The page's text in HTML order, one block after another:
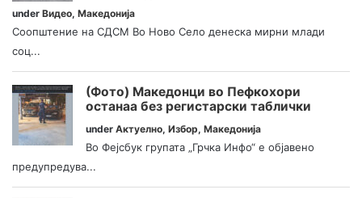
under Видео, Македонија
Соопштение на СДСМ Во Ново Село денеска мирни млади
соц...
(Фото) Македонци во Пефкохори
останаа без регистарски таблички
under Актуелно, Избор, Македонија
Во Фејсбук групата „Грчка Инфо“ е објавено
предупредува...